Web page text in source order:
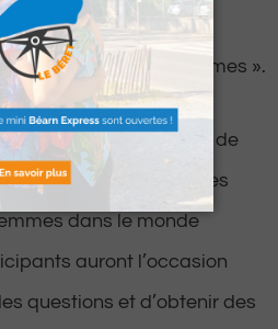
métiers
comme « d’hommes ».
réunira des dirigeants de
discuter des défis et des
dans le monde
auront l’occasion
questions et d’obtenir des